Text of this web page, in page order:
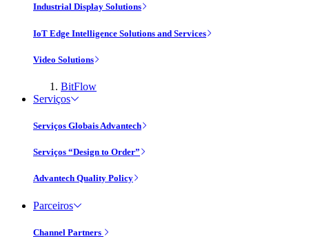
Industrial Display Solutions
IoT Edge Intelligence Solutions and Services
Video Solutions
BitFlow
Serviços
Serviços Globais Advantech
Serviços “Design to Order”
Advantech Quality Policy
Parceiros
Channel Partners